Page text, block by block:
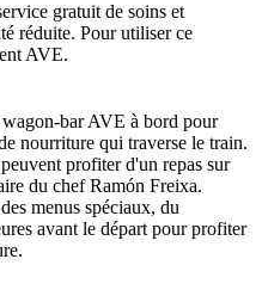
gratuit de soins et
réduite. Pour utiliser ce
AVE.
bar AVE à bord pour
nourriture qui traverse le train.
profiter d'un repas sur
du chef Ramón Freixa.
menus spéciaux, du
avant le départ pour profiter